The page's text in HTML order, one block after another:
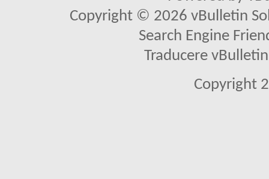
Copyright © 2026 vBulletin
Search Engine
Traducere
Copyright